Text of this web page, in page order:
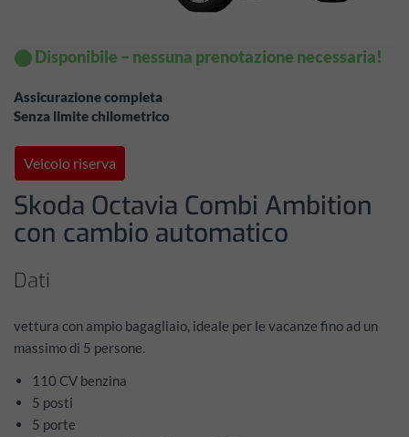
⬤ Disponibile – nessuna prenotazione necessaria!
Assicurazione completa
Senza limite chilometrico
Veicolo riserva
Skoda Octavia Combi Ambition
con cambio automatico
Dati
vettura con ampio bagagliaio, ideale per le vacanze fino ad un
massimo di 5 persone.
110 CV benzina
5 posti
5 porte